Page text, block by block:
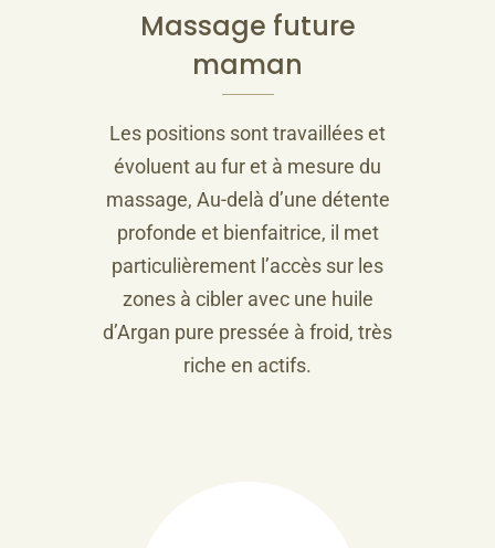
Massage future
maman
Les positions sont travaillées et
évoluent au fur et à mesure du
massage, Au-delà d’une détente
profonde et bienfaitrice, il met
particulièrement l’accès sur les
zones à cibler avec une huile
d’Argan pure pressée à froid, très
riche en actifs.